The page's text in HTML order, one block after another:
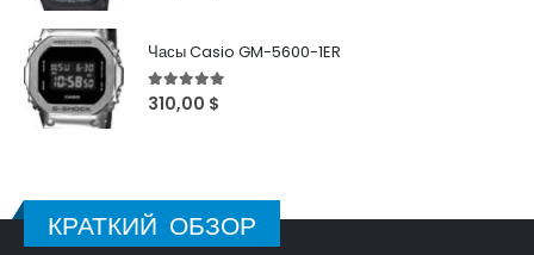
Часы Casio GM-5600-1ER
5out of 5
310,00 $
КРАТКИЙ ОБЗОР